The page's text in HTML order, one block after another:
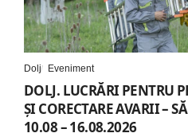
Dolj Eveniment
DOLJ. LUCRĂRI PENTRU
ȘI CORECTARE AVARII –
10.08 – 16.08.2026